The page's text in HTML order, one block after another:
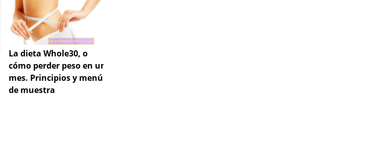
La dieta Whole30, o
cómo perder peso en un
mes. Principios y menú
de muestra